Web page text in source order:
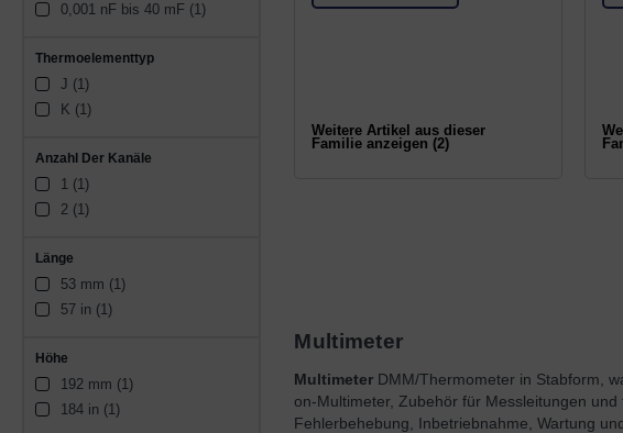
0,001 nF bis 40 mF (1)
Thermoelementtyp
J (1)
K (1)
Anzahl Der Kanäle
1 (1)
2 (1)
Länge
53 mm (1)
57 in (1)
Höhe
192 mm (1)
184 in (1)
Weitere Artikel aus dieser
Familie anzeigen (2)
Multimeter
Multimeter DMM/Thermometer in Stabform,
on-Multimeter, Zubehör für Messleitungen
Fehlerbehebung, Inbetriebnahme, Wartung